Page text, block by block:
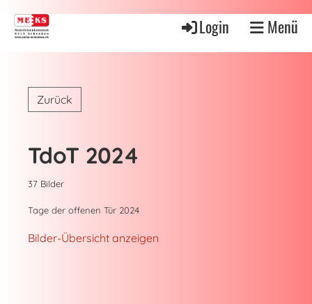
Login Menü
Zurück
TdoT 2024
37 Bilder
Tage der offenen Tür 2024
Bilder-Übersicht anzeigen